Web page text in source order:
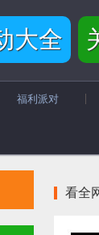
大全
福利派对
看全